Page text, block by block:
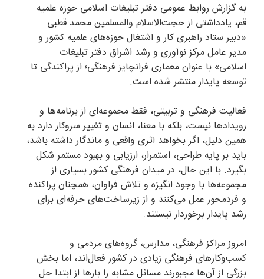
به گزارش روابط عمومی دفتر تبلیغات اسلامی حوزه علمیه
قم، یادداشتی از حجت‌الاسلام والمسلمین محمد قطبی
«دبیر ستاد راهبری کار و اشتغال حوزه‌های علمیه کشور و
مدیر عامل مرکز نوآوری و رشد اشراق دفتر تبلیغات
اسلامی» با عنوان معماری فرانچایز فرهنگی؛ از پراکندگی تا
توسعه پایدار منتشر شده است.
فعالیت فرهنگی و تربیتی، فقط مجموعه‌ای از برنامه‌ها و
رویدادها نیست، بلکه با معنا، انسان و تغییر سروکار دارد به
همین دلیل، اگر بخواهد اثری واقعی و ماندگار داشته باشد،
باید بر پایه طراحی، استمرار، ارزیابی و بهبود مستمر شکل
بگیرد. با این حال، در میدان فرهنگی کشور بسیاری از
مجموعه‌ها با وجود انگیزه و تلاش فراوان، همچنان پراکنده
و فردمحور عمل می‌کنند و از زیرساخت‌های حرفه‌ای برای
رشد پایدار برخوردار نیستند.
امروز مراکز فرهنگی، مدارس، گروه‌های مردمی و
کسب‌وکارهای فرهنگی زیادی در کشور فعال‌اند، اما بخش
بزرگی از آن‌ها مجبورند مسائل مشابه را بارها از ابتدا حل